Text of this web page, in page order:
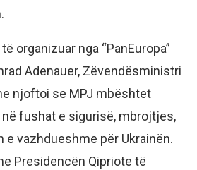
organizuar nga “PanEuropa”
Adenauer, Zëvendësministri
njoftoi se MPJ mbështet
fushat e sigurisë, mbrojtjes,
vazhdueshme për Ukrainën.
Presidencën Qipriote të